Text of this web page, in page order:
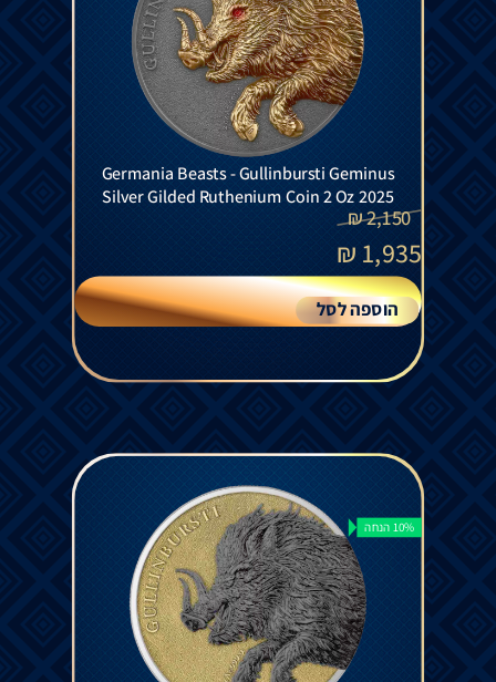
Germania Beasts - Gullinbursti Geminus
Silver Gilded Ruthenium Coin 2 Oz 2025
2,150
₪
1,935
₪
הוספה לסל
10% הנחה